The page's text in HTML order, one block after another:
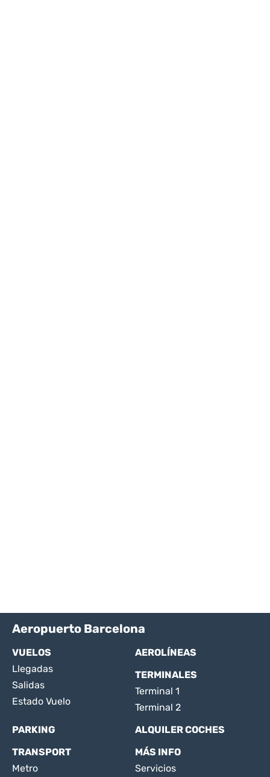
Aeropuerto Barcelona
VUELOS
Llegadas
Salidas
Estado Vuelo
AEROLÍNEAS
TERMINALES
Terminal 1
Terminal 2
PARKING
ALQUILER COCHES
TRANSPORT
Metro
MÁS INFO
Servicios